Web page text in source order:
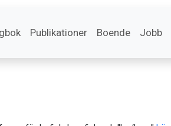
Publikationer Boende Jobb